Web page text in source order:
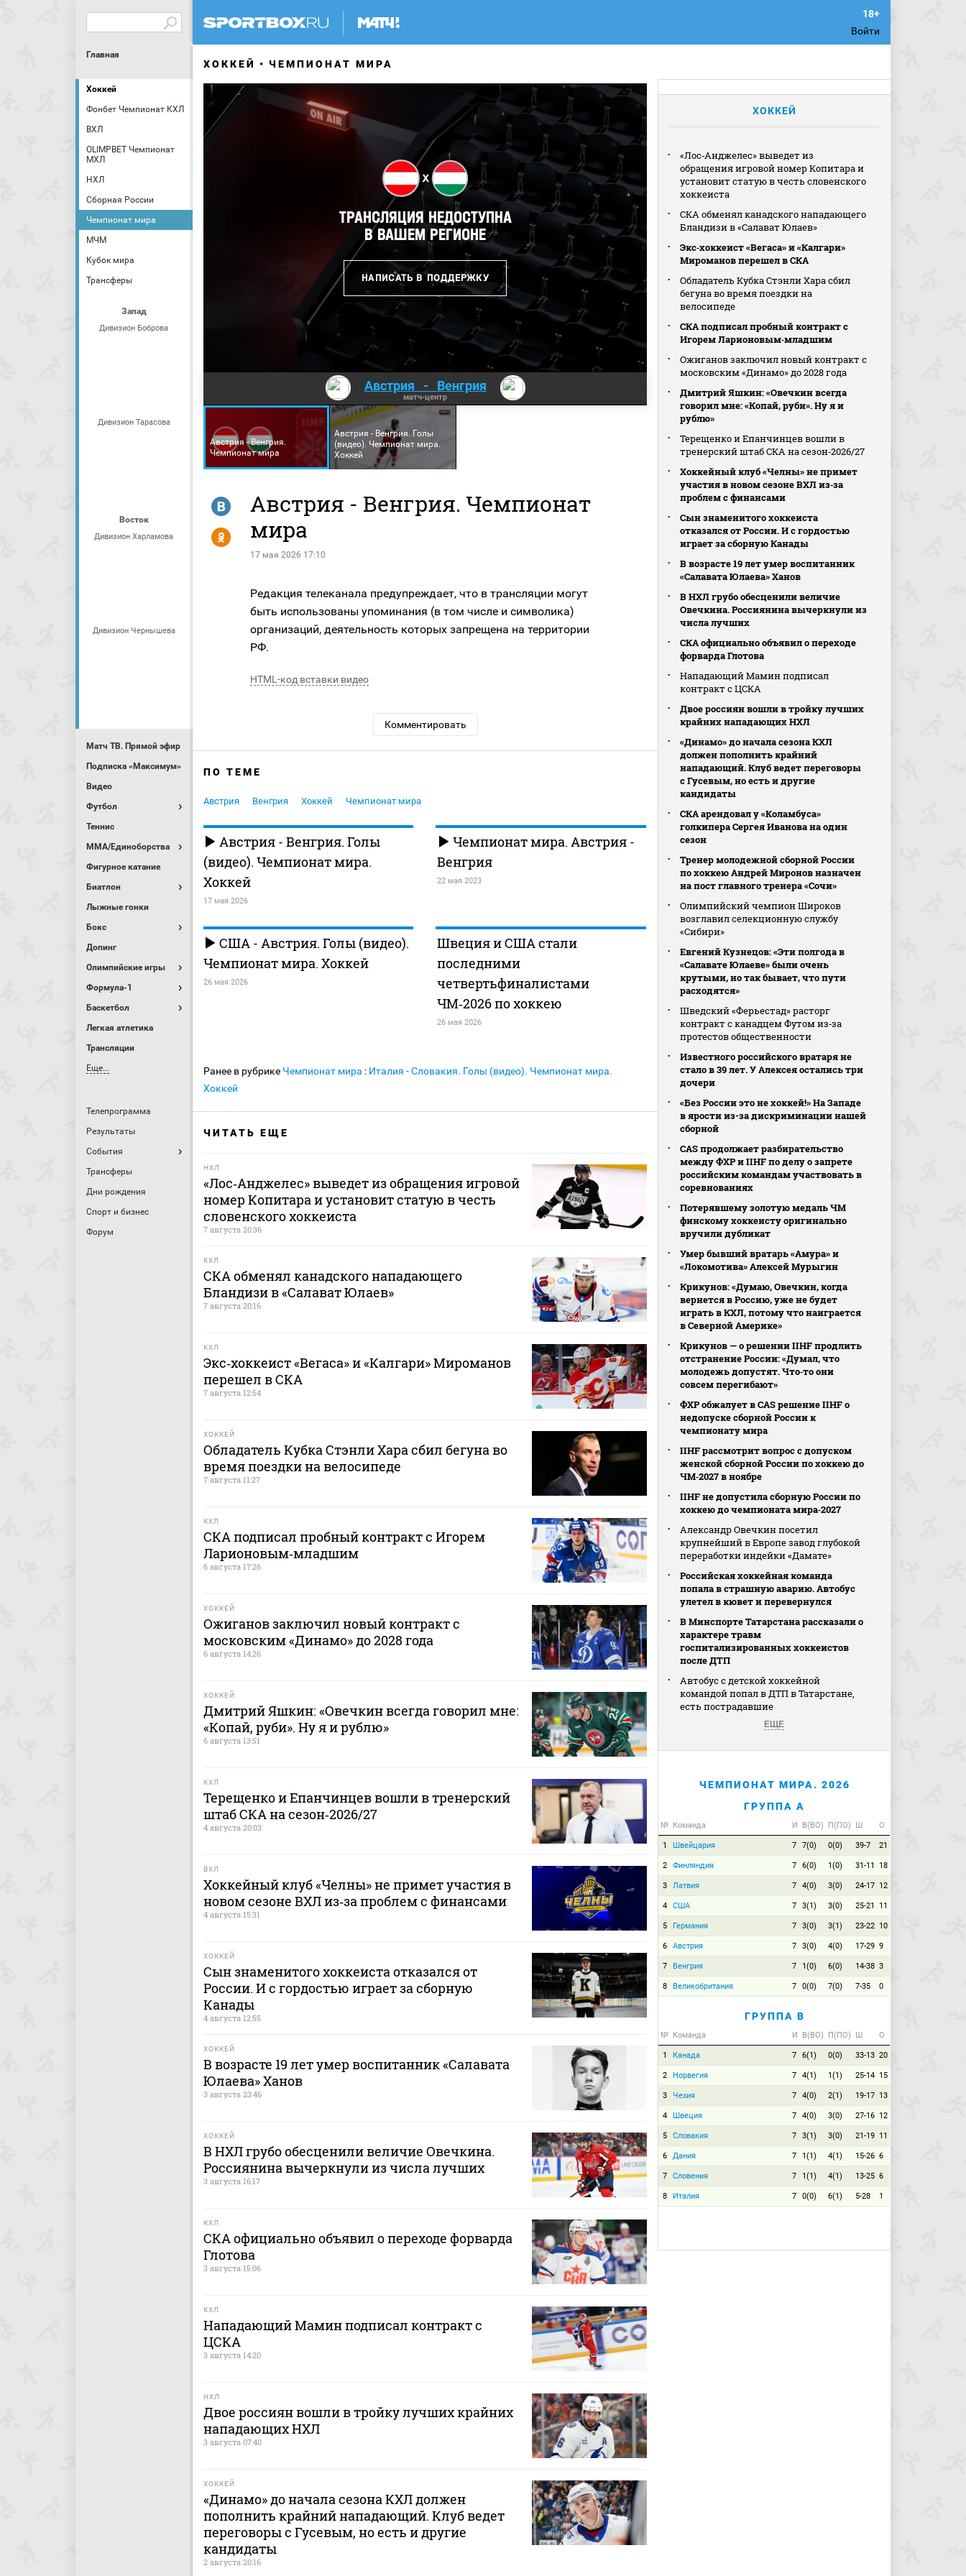
Войти
Главная
Хоккей
Фонбет Чемпионат КХЛ
ВХЛ
OLIMPBET Чемпионат
МХЛ
НХЛ
Сборная России
Чемпионат мира
МЧМ
Кубок мира
Трансферы
Запад
Дивизион Боброва
Дивизион Тарасова
Восток
Дивизион Харламова
Дивизион Чернышева
Матч ТВ. Прямой эфир
Подписка «Максимум»
Видео
Футбол
Теннис
MMA/Единоборства
Фигурное катание
Биатлон
Лыжные гонки
Бокс
Допинг
Олимпийские игры
Формула-1
Баскетбол
Легкая атлетика
Трансляции
Еще...
Телепрограмма
Результаты
События
Трансферы
Дни рождения
Спорт и бизнес
Форум
ХОККЕЙ ЧЕМПИОНАТ МИРА
Австрия - Венгрия
матч-центр
Австрия - Венгрия.
Чемпионат мира
Австрия - Венгрия. Голы
(видео). Чемпионат мира.
Хоккей
Австрия - Венгрия. Чемпионат
мира
17 мая 2026 17:10
R
Y
Редакция телеканала предупреждает, что в трансляции могут
быть использованы упоминания (в том числе и символика)
организаций, деятельность которых запрещена на территории
РФ.
HTML-код вставки видео
Комментировать
ПО ТЕМЕ
Австрия Венгрия Хоккей Чемпионат мира
Австрия - Венгрия. Голы
(видео). Чемпионат мира.
Хоккей
17 мая 2026
Чемпионат мира. Австрия -
Венгрия
22 мая 2023
США - Австрия. Голы (видео).
Чемпионат мира. Хоккей
26 мая 2026
Швеция и США стали
последними
четвертьфиналистами
ЧМ‑2026 по хоккею
26 мая 2026
Ранее в рубрике Чемпионат мира : Италия - Словакия. Голы (видео). Чемпионат мира.
Хоккей
ЧИТАТЬ ЕЩЕ
НХЛ
«Лос‑Анджелес» выведет из обращения игровой
номер Копитара и установит статую в честь
словенского хоккеиста
7 августа 20:36
КХЛ
СКА обменял канадского нападающего
Бландизи в «Салават Юлаев»
7 августа 20:16
КХЛ
Экс‑хоккеист «Вегаса» и «Калгари» Мироманов
перешел в СКА
7 августа 12:54
ХОККЕЙ
Обладатель Кубка Стэнли Хара сбил бегуна во
время поездки на велосипеде
7 августа 11:27
КХЛ
СКА подписал пробный контракт с Игорем
Ларионовым‑младшим
6 августа 17:26
ХОККЕЙ
Ожиганов заключил новый контракт с
московским «Динамо» до 2028 года
6 августа 14:26
ХОККЕЙ
Дмитрий Яшкин: «Овечкин всегда говорил мне:
«Копай, руби». Ну я и рублю»
6 августа 13:51
КХЛ
Терещенко и Епанчинцев вошли в тренерский
штаб СКА на сезон‑2026/27
4 августа 20:03
ВХЛ
Хоккейный клуб «Челны» не примет участия в
новом сезоне ВХЛ из‑за проблем с финансами
4 августа 15:31
ХОККЕЙ
Сын знаменитого хоккеиста отказался от
России. И с гордостью играет за сборную
Канады
4 августа 12:55
ХОККЕЙ
В возрасте 19 лет умер воспитанник «Салавата
Юлаева» Ханов
3 августа 23:46
ХОККЕЙ
В НХЛ грубо обесценили величие Овечкина.
Россиянина вычеркнули из числа лучших
3 августа 16:17
КХЛ
СКА официально объявил о переходе форварда
Глотова
3 августа 15:06
КХЛ
Нападающий Мамин подписал контракт с
ЦСКА
3 августа 14:20
НХЛ
Двое россиян вошли в тройку лучших крайних
нападающих НХЛ
3 августа 07:40
ХОККЕЙ
«Динамо» до начала сезона КХЛ должен
пополнить крайний нападающий. Клуб ведет
переговоры с Гусевым, но есть и другие
кандидаты
2 августа 20:16
ХОККЕЙ
«Лос‑Анджелес» выведет из
обращения игровой номер Копитара и
установит статую в честь словенского
хоккеиста
СКА обменял канадского нападающего
Бландизи в «Салават Юлаев»
Экс‑хоккеист «Вегаса» и «Калгари»
Мироманов перешел в СКА
Обладатель Кубка Стэнли Хара сбил
бегуна во время поездки на
велосипеде
СКА подписал пробный контракт с
Игорем Ларионовым‑младшим
Ожиганов заключил новый контракт с
московским «Динамо» до 2028 года
Дмитрий Яшкин: «Овечкин всегда
говорил мне: «Копай, руби». Ну я и
рублю»
Терещенко и Епанчинцев вошли в
тренерский штаб СКА на сезон‑2026/27
Хоккейный клуб «Челны» не примет
участия в новом сезоне ВХЛ из‑за
проблем с финансами
Сын знаменитого хоккеиста
отказался от России. И с гордостью
играет за сборную Канады
В возрасте 19 лет умер воспитанник
«Салавата Юлаева» Ханов
В НХЛ грубо обесценили величие
Овечкина. Россиянина вычеркнули из
числа лучших
СКА официально объявил о переходе
форварда Глотова
Нападающий Мамин подписал
контракт с ЦСКА
Двое россиян вошли в тройку лучших
крайних нападающих НХЛ
«Динамо» до начала сезона КХЛ
должен пополнить крайний
нападающий. Клуб ведет переговоры
с Гусевым, но есть и другие
кандидаты
СКА арендовал у «Коламбуса»
голкипера Сергея Иванова на один
сезон
Тренер молодежной сборной России
по хоккею Андрей Миронов назначен
на пост главного тренера «Сочи»
Олимпийский чемпион Широков
возглавил селекционную службу
«Сибири»
Евгений Кузнецов: «Эти полгода в
«Салавате Юлаеве» были очень
крутыми, но так бывает, что пути
расходятся»
Шведский «Ферьестад» расторг
контракт с канадцем Футом из‑за
протестов общественности
Известного российского вратаря не
стало в 39 лет. У Алексея остались три
дочери
«Без России это не хоккей!» На Западе
в ярости из-за дискриминации нашей
сборной
CAS продолжает разбирательство
между ФХР и IIHF по делу о запрете
российским командам участвовать в
соревнованиях
Потерявшему золотую медаль ЧМ
финскому хоккеисту оригинально
вручили дубликат
Умер бывший вратарь «Амура» и
«Локомотива» Алексей Мурыгин
Крикунов: «Думаю, Овечкин, когда
вернется в Россию, уже не будет
играть в КХЛ, потому что наиграется
в Северной Америке»
Крикунов — о решении IIHF продлить
отстранение России: «Думал, что
молодежь допустят. Что‑то они
совсем перегибают»
ФХР обжалует в CAS решение IIHF о
недопуске сборной России к
чемпионату мира
IIHF рассмотрит вопрос с допуском
женской сборной России по хоккею до
ЧМ‑2027 в ноябре
IIHF не допустила сборную России по
хоккею до чемпионата мира‑2027
Александр Овечкин посетил
крупнейший в Европе завод глубокой
переработки индейки «Дамате»
Российская хоккейная команда
попала в страшную аварию. Автобус
улетел в кювет и перевернулся
В Минспорте Татарстана рассказали о
характере травм
госпитализированных хоккеистов
после ДТП
Автобус с детской хоккейной
командой попал в ДТП в Татарстане,
есть пострадавшие
ЕЩЕ
ЧЕМПИОНАТ МИРА. 2026
ГРУППА A
№ Команда И В(ВО) П(ПО) Ш О
1 Швейцария 7 7(0) 0(0) 39-7 21
2 Финляндия 7 6(0) 1(0) 31-11 18
3 Латвия 7 4(0) 3(0) 24-17 12
4 США 7 3(1) 3(0) 25-21 11
5 Германия 7 3(0) 3(1) 23-22 10
6 Австрия 7 3(0) 4(0) 17-29 9
7 Венгрия 7 1(0) 6(0) 14-38 3
8 Великобритания 7 0(0) 7(0) 7-35 0
ГРУППА B
№ Команда И В(ВО) П(ПО) Ш О
1 Канада 7 6(1) 0(0) 33-13 20
2 Норвегия 7 4(1) 1(1) 25-14 15
3 Чехия 7 4(0) 2(1) 19-17 13
4 Швеция 7 4(0) 3(0) 27-16 12
5 Словакия 7 3(1) 3(0) 21-19 11
6 Дания 7 1(1) 4(1) 15-26 6
7 Словения 7 1(1) 4(1) 13-25 6
8 Италия 7 0(0) 6(1) 5-28 1